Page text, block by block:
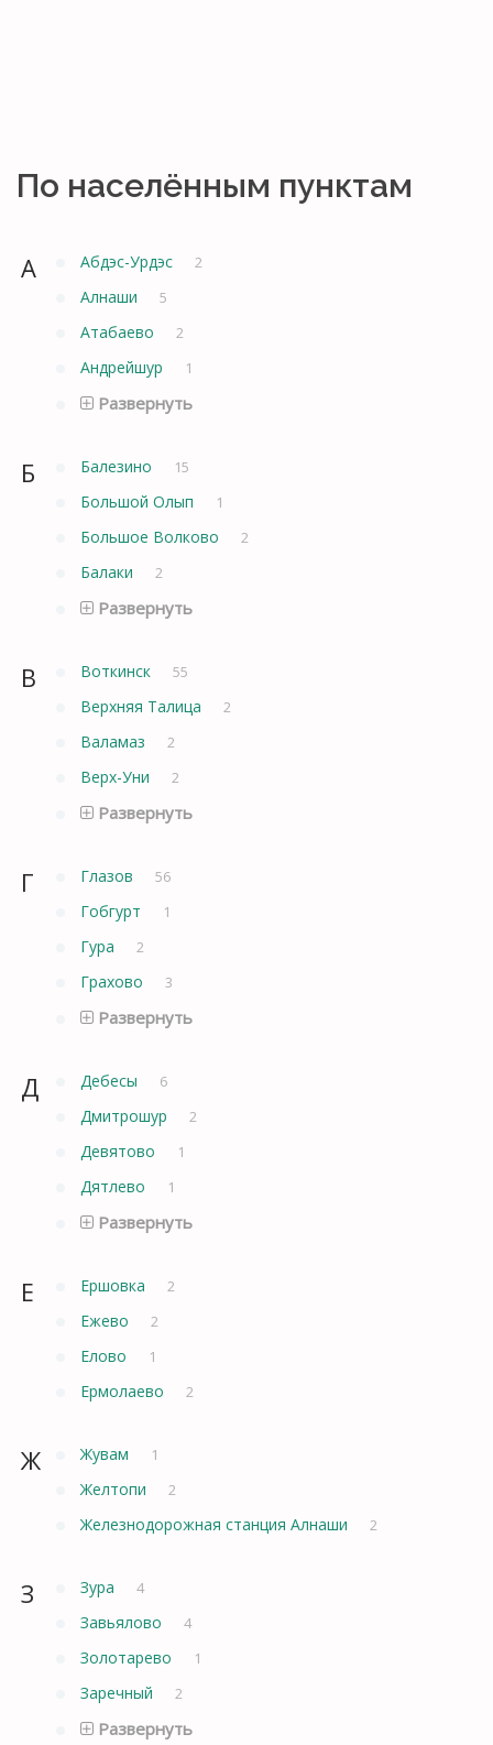
По населённым пунктам
А Абдэс-Урдэс 2
Алнаши 5
Атабаево 2
Андрейшур 1
Развернуть
Б Балезино 15
Большой Олып 1
Большое Волково 2
Балаки 2
Развернуть
В Воткинск 55
Верхняя Талица 2
Валамаз 2
Верх-Уни 2
Развернуть
Г Глазов 56
Гобгурт 1
Гура 2
Грахово 3
Развернуть
Д Дебесы 6
Дмитрошур 2
Девятово 1
Дятлево 1
Развернуть
Е Ершовка 2
Ежево 2
Елово 1
Ермолаево 2
Ж Жувам 1
Желтопи 2
Железнодорожная станция Алнаши 2
З Зура 4
Завьялово 4
Золотарево 1
Заречный 2
Развернуть